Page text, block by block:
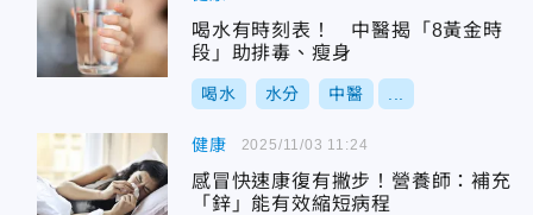
喝水有時刻表！ 中醫揭「8黃金時
段」助排毒、瘦身
喝水 水分 中醫
健康
感冒快速康復有撇步！營養師：補充
「鋅」能有效縮短病程
2025/11/03 11:24